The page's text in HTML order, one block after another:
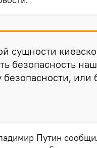
сущности
безопасность
безопасности,
Путин